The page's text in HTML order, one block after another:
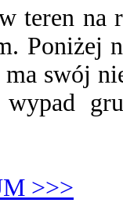
teren na
Poniżej
swój
wypad
>>>